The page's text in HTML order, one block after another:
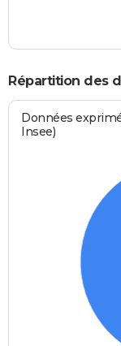
Répartition des
Données
Insee)